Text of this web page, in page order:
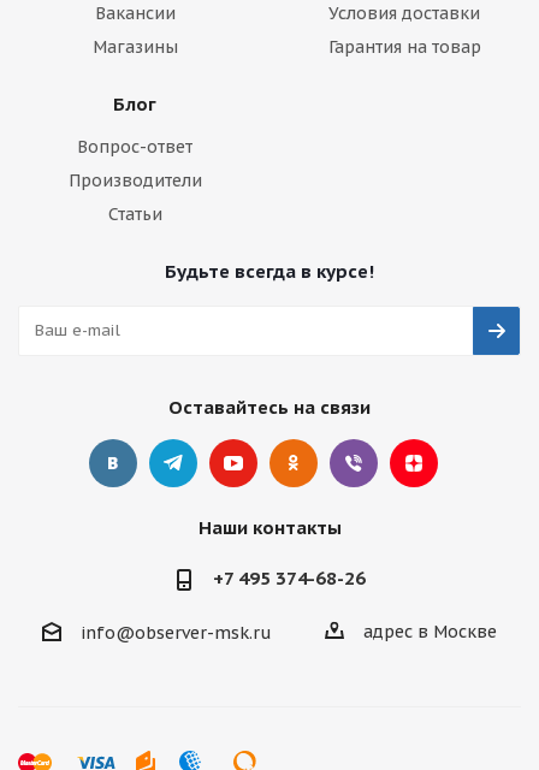
Вакансии
Магазины
Условия доставки
Гарантия на товар
Блог
Вопрос-ответ
Производители
Статьи
Будьте всегда в курсе!
Оставайтесь на связи
Наши контакты
+7 495 374-68-26
info@observer-msk.ru адрес в Москве